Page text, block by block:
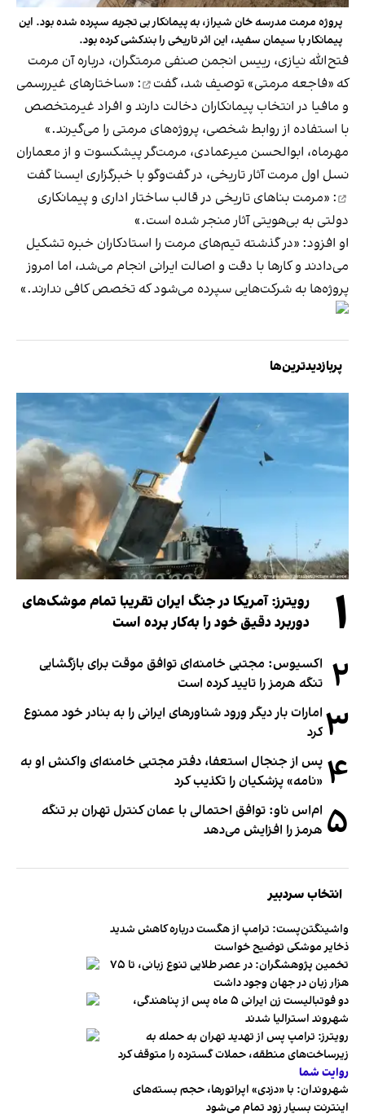
پروژه مرمت مدرسه خان شیراز، به پیمانکار بی تجربه سپرده شده بود. این
پیمانکار با سیمان سفید، این اثر تاریخی را بندکشی کرده بود.
فتح‌الله نیازی، رییس انجمن صنفی مرمتگران، درباره آن مرمت
که «فاجعه مرمتی»توصیف شد، گفت
: «ساختار‌های غیررسمی
و مافیا در انتخاب پیمانکاران دخالت دارند و افراد غیرمتخصص
با استفاده از روابط شخصی، پروژه‌های مرمتی را می‌گیرند.»
مهرماه، ابوالحسن میرعمادی، مرمت‌گر پیشکسوت و از معماران
نسل اول مرمت آثار تاریخی، در گفت‌وگو با خبرگزاری ایسناگفت
: «مرمت بناهای تاریخی در قالب ساختار اداری و پیمانکاری
دولتی به بی‌هویتی آثار منجر شده است.»
او افزود: «در گذشته تیم‌های مرمت را استادکاران خبره تشکیل
می‌دادند و کارها با دقت و اصالت ایرانی انجام می‌شد، اما امروز
پروژه‌ها به شرکت‌هایی سپرده می‌شود که تخصص کافی ندارند.»
پربازدیدترین‌ها
۱
رویترز: آمریکا در جنگ ایران تقریبا تمام موشک‌های
دوربرد دقیق خود را به‌کار برده است
۲ اکسیوس: مجتبی خامنه‌ای توافق موقت برای بازگشایی
تنگه هرمز را تایید کرده است
۳ امارات بار دیگر ورود شناورهای ایرانی را به بنادر خود ممنوع
کرد
۴ پس از جنجال استعفا، دفتر مجتبی خامنه‌ای واکنش او به
«نامه» پزشکیان را تکذیب کرد
۵ ام‌اس ناو: توافق احتمالی با عمان کنترل تهران بر تنگه
هرمز را افزایش می‌دهد
انتخاب سردبیر
واشینگتن‌پست: ترامپ از هگست درباره کاهش شدید
ذخایر موشکی توضیح خواست
تخمین پژوهشگران: در عصر طلایی تنوع زبانی، تا ۷۵
هزار زبان در جهان وجود داشت
دو فوتبالیست زن ایرانی ۵ ماه پس از پناهندگی،
شهروند استرالیا شدند
رویترز: ترامپ پس از تهدید تهران به حمله به
زیرساخت‌های منطقه، حملات گسترده را متوقف کرد
روایت شما
شهروندان:‌ با «دزدی» اپراتورها، حجم بسته‌های
اینترنت بسیار زود تمام می‌شود